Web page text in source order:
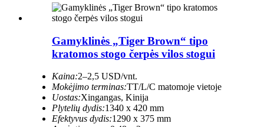
Gamyklinės „Tiger Brown“ tipo
kratomos stogo čerpės vilos stogui
Kaina:2–2,5 USD/vnt.
Mokėjimo terminas:TT/L/C matomoje vietoje
Uostas:Xingangas, Kinija
Plytelių dydis:1340 x 420 mm
Efektyvus dydis:1290 x 375 mm